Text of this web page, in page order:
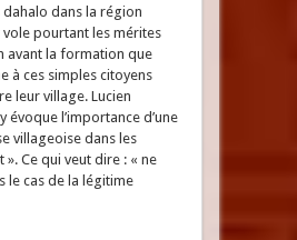
dahalo dans la région
vole pourtant les mérites
avant la formation que
à ces simples citoyens
leur village. Lucien
évoque l’importance d’une
villageoise dans les
». Ce qui veut dire : « ne
le cas de la légitime